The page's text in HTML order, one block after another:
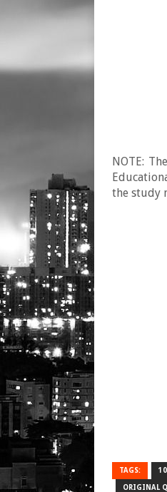
NOTE:
the study
TAGS:
ORIGINAL